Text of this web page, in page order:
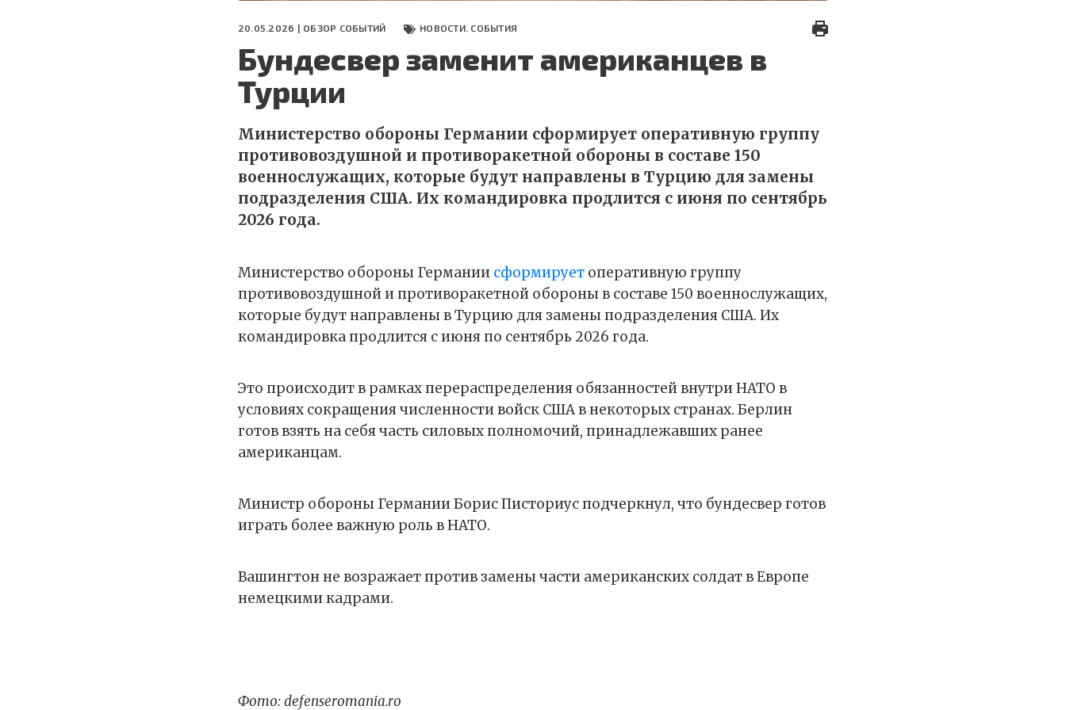
20.05.2026 | ОБЗОР СОБЫТИЙ НОВОСТИ. СОБЫТИЯ
Бундесвер заменит американцев в
Турции
Министерство обороны Германии сформирует оперативную группу
противовоздушной и противоракетной обороны в составе 150
военнослужащих, которые будут направлены в Турцию для замены
подразделения США. Их командировка продлится с июня по сентябрь
2026 года.
Министерство обороны Германии сформирует оперативную группу
противовоздушной и противоракетной обороны в составе 150 военнослужащих,
которые будут направлены в Турцию для замены подразделения США. Их
командировка продлится с июня по сентябрь 2026 года.
Это происходит в рамках перераспределения обязанностей внутри НАТО в
условиях сокращения численности войск США в некоторых странах. Берлин
готов взять на себя часть силовых полномочий, принадлежавших ранее
американцам.
Министр обороны Германии Борис Писториус подчеркнул, что бундесвер готов
играть более важную роль в НАТО.
Вашингтон не возражает против замены части американских солдат в Европе
немецкими кадрами.
Фото: defenseromania.ro